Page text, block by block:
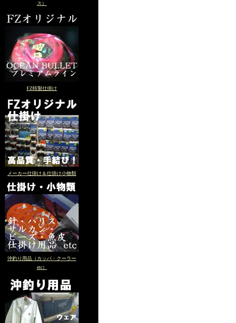
ス）
FZ特製仕掛け
メーカー仕掛け＆仕掛け小物類
沖釣り用品（カッパ・クーラー
etc）